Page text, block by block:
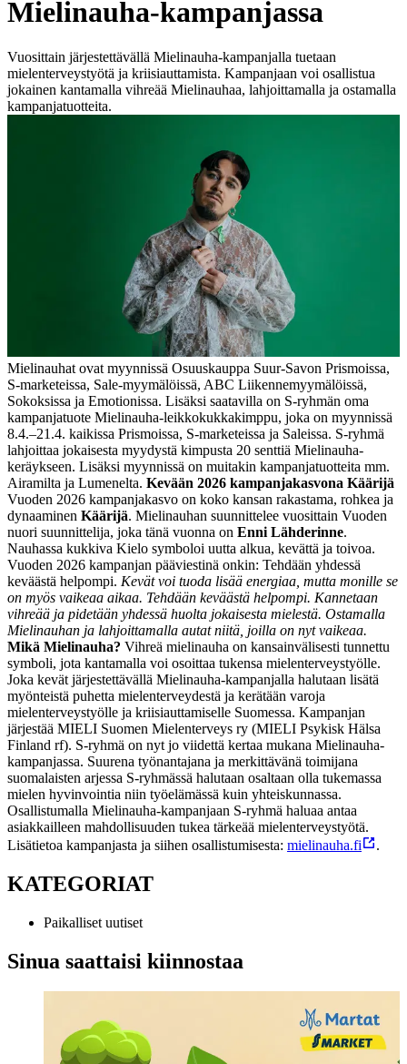
Mielinauha-kampanjassa
Vuosittain järjestettävällä Mielinauha-kampanjalla tuetaan
mielenterveystyötä ja kriisiauttamista. Kampanjaan voi osallistua
jokainen kantamalla vihreää Mielinauhaa, lahjoittamalla ja ostamalla
kampanjatuotteita.
Mielinauhat ovat myynnissä Osuuskauppa Suur-Savon Prismoissa,
S-marketeissa, Sale-myymälöissä, ABC Liikennemyymälöissä,
Sokoksissa ja Emotionissa. Lisäksi saatavilla on S-ryhmän oma
kampanjatuote Mielinauha-leikkokukkakimppu, joka on myynnissä
8.4.–21.4. kaikissa Prismoissa, S-marketeissa ja Saleissa. S-ryhmä
lahjoittaa jokaisesta myydystä kimpusta 20 senttiä Mielinauha-
keräykseen. Lisäksi myynnissä on muitakin kampanjatuotteita mm.
Airamilta ja Lumenelta. Kevään 2026 kampanjakasvona Käärijä
Vuoden 2026 kampanjakasvo on koko kansan rakastama, rohkea ja
dynaaminen Käärijä. Mielinauhan suunnittelee vuosittain Vuoden
nuori suunnittelija, joka tänä vuonna on Enni Lähderinne.
Nauhassa kukkiva Kielo symboloi uutta alkua, kevättä ja toivoa.
Vuoden 2026 kampanjan pääviestinä onkin: Tehdään yhdessä
keväästä helpompi. Kevät voi tuoda lisää energiaa, mutta monille se
on myös vaikeaa aikaa. Tehdään keväästä helpompi. Kannetaan
vihreää ja pidetään yhdessä huolta jokaisesta mielestä. Ostamalla
Mielinauhan ja lahjoittamalla autat niitä, joilla on nyt vaikeaa.
Mikä Mielinauha? Vihreä mielinauha on kansainvälisesti tunnettu
symboli, jota kantamalla voi osoittaa tukensa mielenterveystyölle.
Joka kevät järjestettävällä Mielinauha-kampanjalla halutaan lisätä
myönteistä puhetta mielenterveydestä ja kerätään varoja
mielenterveystyölle ja kriisiauttamiselle Suomessa. Kampanjan
järjestää MIELI Suomen Mielenterveys ry (MIELI Psykisk Hälsa
Finland rf). S-ryhmä on nyt jo viidettä kertaa mukana Mielinauha-
kampanjassa. Suurena työnantajana ja merkittävänä toimijana
suomalaisten arjessa S-ryhmässä halutaan osaltaan olla tukemassa
mielen hyvinvointia niin työelämässä kuin yhteiskunnassa.
Osallistumalla Mielinauha-kampanjaan S-ryhmä haluaa antaa
asiakkailleen mahdollisuuden tukea tärkeää mielenterveystyötä.
Lisätietoa kampanjasta ja siihen osallistumisesta: mielinauha.fi .
KATEGORIAT
Paikalliset uutiset
Sinua saattaisi kiinnostaa